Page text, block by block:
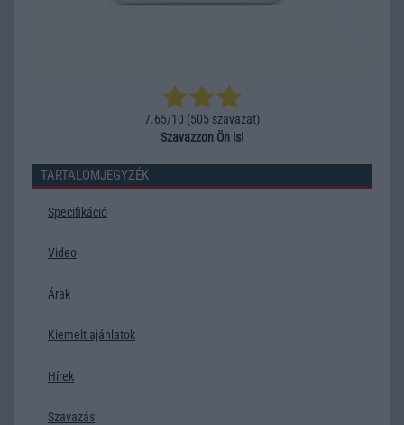
7.65/10 (505 szavazat)
Szavazzon Ön is!
TARTALOMJEGYZÉK
Specifikáció
Video
Árak
Kiemelt ajánlatok
Hírek
Szavazás